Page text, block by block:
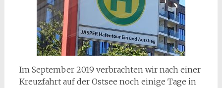
Im September 2019 verbrachten wir nach einer
Kreuzfahrt auf der Ostsee noch einige Tage in